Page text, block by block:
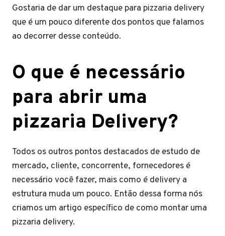
Gostaria de dar um destaque para pizzaria delivery
que é um pouco diferente dos pontos que falamos
ao decorrer desse conteúdo.
O que é necessário
para abrir uma
pizzaria Delivery?
Todos os outros pontos destacados de estudo de
mercado, cliente, concorrente, fornecedores é
necessário você fazer, mais como é delivery a
estrutura muda um pouco. Então dessa forma nós
criamos um artigo específico de como montar uma
pizzaria delivery.